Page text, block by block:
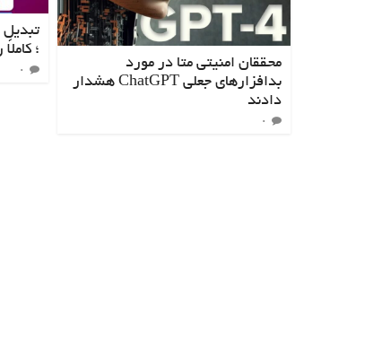
محققان امنیتی متا در مورد
بدافزارهای جعلی ChatGPT هشدار
دادند
0
تبدیل
؛
0